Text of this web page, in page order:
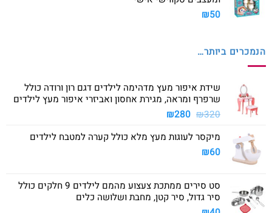
₪50
הנמכרים ביותר…
שידת איפור מעץ מדהימה לילדים דגם רון ורודה כולל
שרפרף ומראה, מגירת אחסון ואביזרי איפור מעץ לילדים
₪320
המחיר
היה:
₪280 המחיר
הוא:
מיקסר לעוגות מעץ מלא כולל קערה למטבח לילדים
₪60
סט סירים ממתכת צעצוע מהמם לילדים 9 חלקים כולל
סיר גדול, סיר קטן, מחבת ושלושה כלים